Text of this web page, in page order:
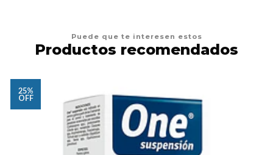
Puede que te interesen estos
Productos recomendados
25%
OFF